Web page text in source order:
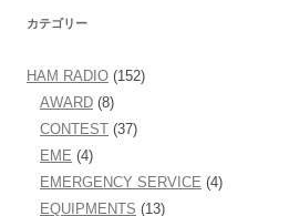
カテゴリー
HAM RADIO (152)
AWARD (8)
CONTEST (37)
EME (4)
EMERGENCY SERVICE (4)
EQUIPMENTS (13)